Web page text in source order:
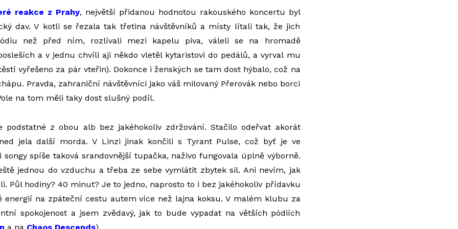
reakce z Prahy, největší přidanou hodnotou rakouského koncertu byl
dav. V kotli se řezala tak třetina návštěvníků a místy lítali tak, že jich
než před ním, rozlívali mezi kapelu piva, váleli se na hromadě
a v jednu chvíli aji někdo vletěl kytaristovi do pedálů, a vyrval mu
vyřešeno za pár vteřin). Dokonce i ženských se tam dost hýbalo, což na
Pravda, zahraniční návštěvníci jako váš milovaný Přerovák nebo borci
na tom měli taky dost slušný podíl.
podstatné z obou alb bez jakéhokoliv zdržování. Stačilo odeřvat akorát
jela další morda. V Linzi jinak končili s Tyrant Pulse, což byť je ve
spíše taková srandovnější tupačka, naživo fungovala úplně výborně.
jednou do vzduchu a třeba ze sebe vymlátit zbytek sil. Ani nevím, jak
Půl hodiny? 40 minut? Je to jedno, naprosto to i bez jakéhokoliv přídavku
energií na zpáteční cestu autem více než lajna koksu. V malém klubu za
spokojenost a jsem zvědavý, jak to bude vypadat na větších pódiích